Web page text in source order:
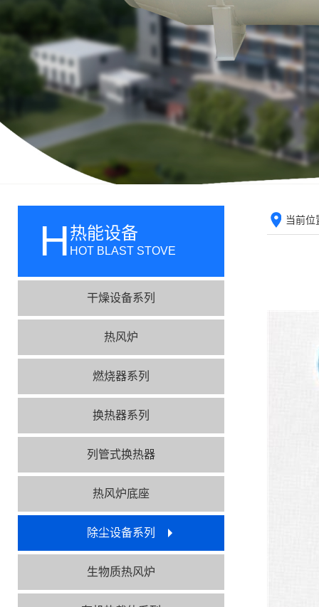
H热能设备
HOT BLAST STOVE
干燥设备系列
热风炉
燃烧器系列
换热器系列
列管式换热器
热风炉底座
除尘设备系列
生物质热风炉
当前位